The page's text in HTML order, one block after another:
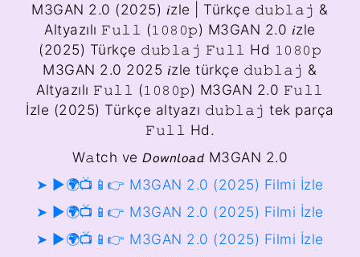
M3GAN 2.0 (2025) 𝑖zle | Türkçe 𝚍𝚞𝚋𝚕𝚊𝚓 &
Altyazılı 𝙵𝚞𝚕𝚕 (𝟷𝟶𝟾𝟶𝚙) M3GAN 2.0 𝑖zle
(2025) Türkçe 𝚍𝚞𝚋𝚕𝚊𝚓 𝙵𝚞𝚕𝚕 Hd 𝟷𝟶𝟾𝟶𝚙
M3GAN 2.0 2025 𝑖zle türkçe 𝚍𝚞𝚋𝚕𝚊𝚓 &
Altyazılı 𝙵𝚞𝚕𝚕 (𝟷𝟶𝟾𝟶𝚙) M3GAN 2.0 𝙵𝚞𝚕𝚕
İzle (2025) Türkçe altyazı 𝚍𝚞𝚋𝚕𝚊𝚓 tek parça
𝙵𝚞𝚕𝚕 Hd.
W𝚊tch ve 𝘋𝘰𝘸𝘯𝘭𝘰𝘢𝘥 M3GAN 2.0
➤ ►🌍📺📱👉 M3GAN 2.0 (2025) Filmi İzle
➤ ►🌍📺📱👉 M3GAN 2.0 (2025) Filmi İzle
➤ ►🌍📺📱👉 M3GAN 2.0 (2025) Filmi İzle